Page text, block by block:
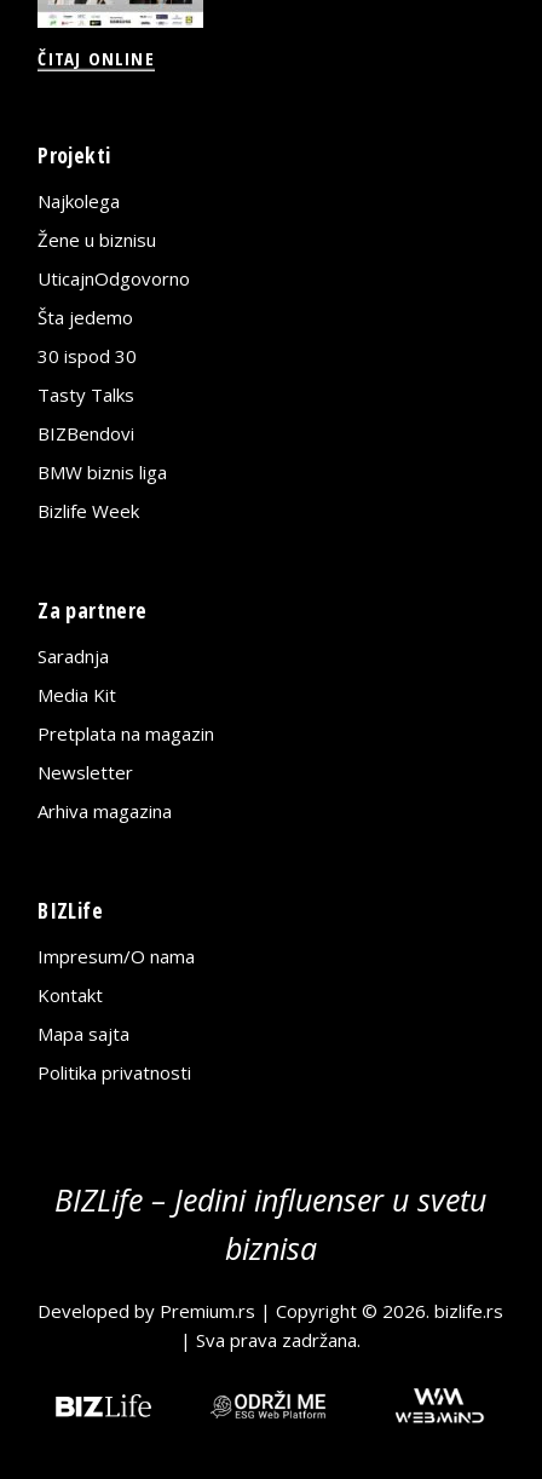
ČITAJ ONLINE
Projekti
Najkolega
Žene u biznisu
UticajnOdgovorno
Šta jedemo
30 ispod 30
Tasty Talks
BIZBendovi
BMW biznis liga
Bizlife Week
Za partnere
Saradnja
Media Kit
Pretplata na magazin
Newsletter
Arhiva magazina
BIZLife
Impresum/O nama
Kontakt
Mapa sajta
Politika privatnosti
BIZLife – Jedini influenser u svetu
biznisa
Developed by Premium.rs | Copyright © 2026.bizlife.rs
| Sva prava zadržana.